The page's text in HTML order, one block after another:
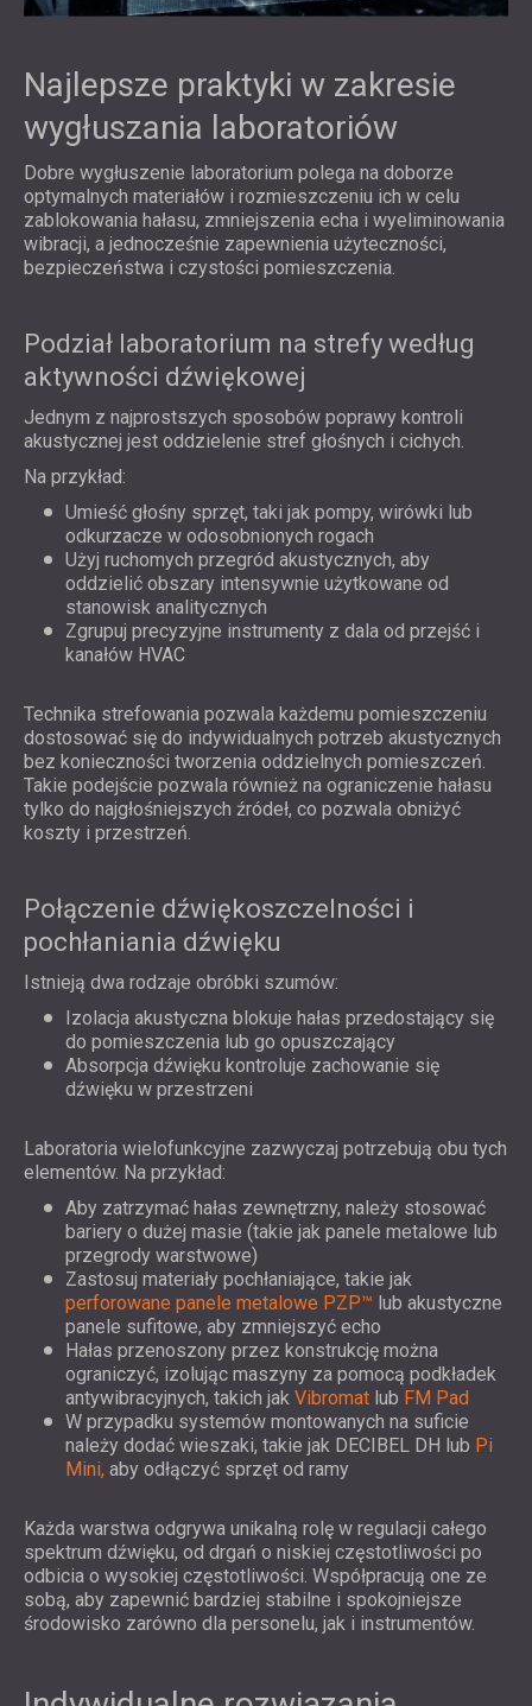
Najlepsze praktyki w zakresie
wygłuszania laboratoriów
Dobre wygłuszenie laboratorium polega na doborze
optymalnych materiałów i rozmieszczeniu ich w celu
zablokowania hałasu, zmniejszenia echa i wyeliminowania
wibracji, a jednocześnie zapewnienia użyteczności,
bezpieczeństwa i czystości pomieszczenia.
Podział laboratorium na strefy według
aktywności dźwiękowej
Jednym z najprostszych sposobów poprawy kontroli
akustycznej jest oddzielenie stref głośnych i cichych.
Na przykład:
Umieść głośny sprzęt, taki jak pompy, wirówki lub
odkurzacze w odosobnionych rogach
Użyj ruchomych przegród akustycznych, aby
oddzielić obszary intensywnie użytkowane od
stanowisk analitycznych
Zgrupuj precyzyjne instrumenty z dala od przejść i
kanałów HVAC
Technika strefowania pozwala każdemu pomieszczeniu
dostosować się do indywidualnych potrzeb akustycznych
bez konieczności tworzenia oddzielnych pomieszczeń.
Takie podejście pozwala również na ograniczenie hałasu
tylko do najgłośniejszych źródeł, co pozwala obniżyć
koszty i przestrzeń.
Połączenie dźwiękoszczelności i
pochłaniania dźwięku
Istnieją dwa rodzaje obróbki szumów:
Izolacja akustyczna blokuje hałas przedostający się
do pomieszczenia lub go opuszczający
Absorpcja dźwięku kontroluje zachowanie się
dźwięku w przestrzeni
Laboratoria wielofunkcyjne zazwyczaj potrzebują obu tych
elementów. Na przykład:
Aby zatrzymać hałas zewnętrzny, należy stosować
bariery o dużej masie (takie jak panele metalowe lub
przegrody warstwowe)
Zastosuj materiały pochłaniające, takie jak
perforowane panele metalowe PZP™ lub akustyczne
panele sufitowe, aby zmniejszyć echo
Hałas przenoszony przez konstrukcję można
ograniczyć, izolując maszyny za pomocą podkładek
antywibracyjnych, takich jak Vibromat lub FM Pad
W przypadku systemów montowanych na suficie
należy dodać wieszaki, takie jak DECIBEL DH lub Pi
Mini, aby odłączyć sprzęt od ramy
Każda warstwa odgrywa unikalną rolę w regulacji całego
spektrum dźwięku, od drgań o niskiej częstotliwości po
odbicia o wysokiej częstotliwości. Współpracują one ze
sobą, aby zapewnić bardziej stabilne i spokojniejsze
środowisko zarówno dla personelu, jak i instrumentów.